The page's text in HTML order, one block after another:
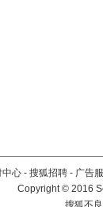
中心 - 搜狐招聘 - 广告
Copyright©2016
搜狐不